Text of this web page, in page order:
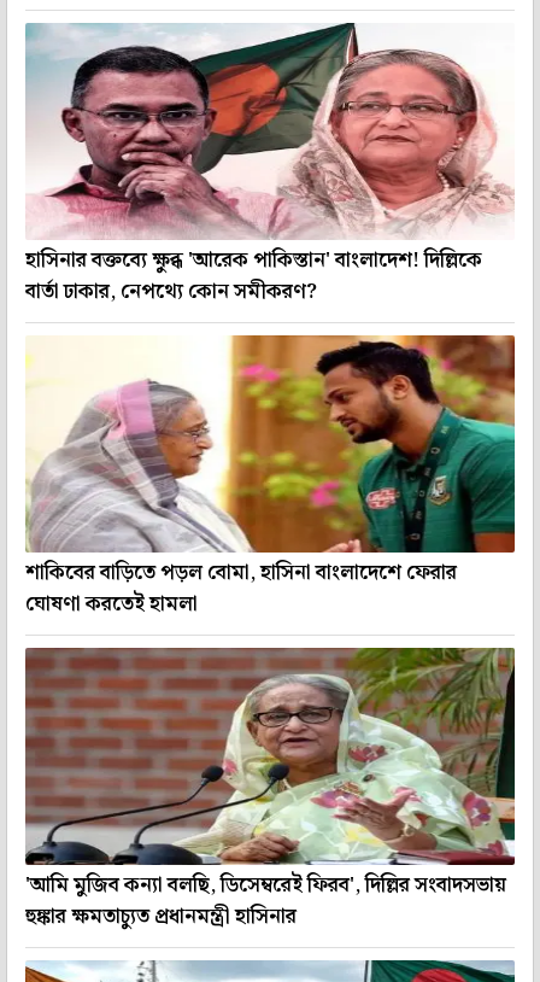
হাসিনার বক্তব্যে ক্ষুব্ধ 'আরেক পাকিস্তান' বাংলাদেশ! দিল্লিকে
বার্তা ঢাকার, নেপথ্যে কোন সমীকরণ?
শাকিবের বাড়িতে পড়ল বোমা, হাসিনা বাংলাদেশে ফেরার
ঘোষণা করতেই হামলা
'আমি মুজিব কন্যা বলছি, ডিসেম্বরেই ফিরব', দিল্লির সংবাদসভায়
হুঙ্কার ক্ষমতাচ্যুত প্রধানমন্ত্রী হাসিনার